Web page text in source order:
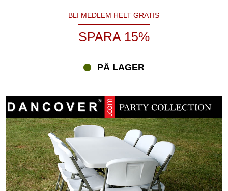
BLI MEDLEM HELT GRATIS
SPARA 15%
PÅ LAGER